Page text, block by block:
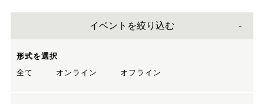
イベントを絞り込む
形式を選択
全て
オンライン オフライン